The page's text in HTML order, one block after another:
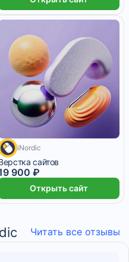
4 месяца
iNordic
сайтов
900 ₽
Открыть сайт
Читать все отзывы